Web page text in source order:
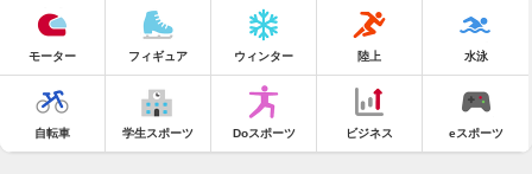
モーター フィギュア ウィンター 陸上 水泳
自転車 学生スポーツ Doスポーツ ビジネス eスポーツ